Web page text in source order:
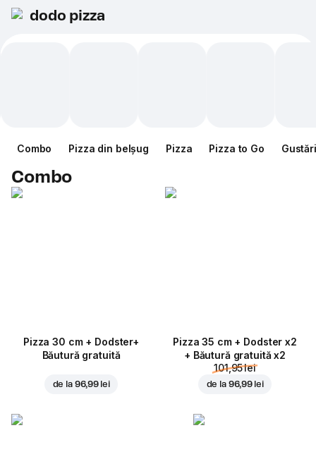
dodo pizza
Combo Pizza din belșug Pizza Pizza to Go Gustări
Combo
Pizza 30 cm + Dodster+
Băutură gratuită
de la 96,99 lei
Pizza 35 cm + Dodster x2
+ Băutură gratuită x2
101,95 lei
de la 96,99 lei